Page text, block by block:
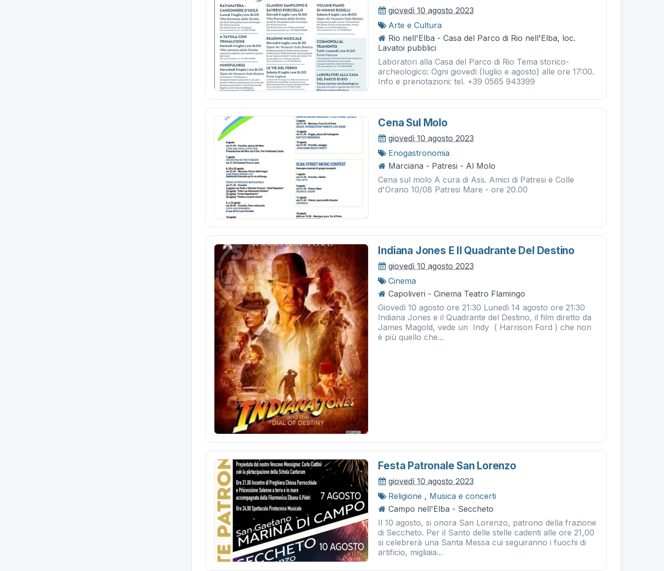
giovedì 10 agosto 2023
Arte e Cultura
Rio nell'Elba - Casa del Parco di Rio nell'Elba, loc.
Lavatoi pubblici
Laboratori alla Casa del Parco di Rio Tema storico-
archeologico: Ogni giovedì (luglio e agosto) alle ore 17:00.
Info e prenotazioni: tel. +39 0565 943399
Cena Sul Molo
giovedì 10 agosto 2023
Enogastronomia
Marciana - Patresi - Al Molo
Cena sul molo A cura di Ass. Amici di Patresi e Colle
d'Orano 10/08 Patresi Mare - ore 20.00
Indiana Jones E Il Quadrante Del Destino
giovedì 10 agosto 2023
Cinema
Capoliveri - Cinema Teatro Flamingo
Giovedì 10 agosto ore 21:30 Lunedì 14 agosto ore 21:30
Indiana Jones e il Quadrante del Destino, il film diretto da
James Magold, vede un Indy ( Harrison Ford ) che non
è più quello che...
Festa Patronale San Lorenzo
giovedì 10 agosto 2023
Religione , Musica e concerti
Campo nell'Elba - Seccheto
Il 10 agosto, si onora San Lorenzo, patrono della frazione
di Seccheto. Per il Santo delle stelle cadenti alle ore 21,00
si celebrerà una Santa Messa cui seguiranno i fuochi di
artificio, migliaia...